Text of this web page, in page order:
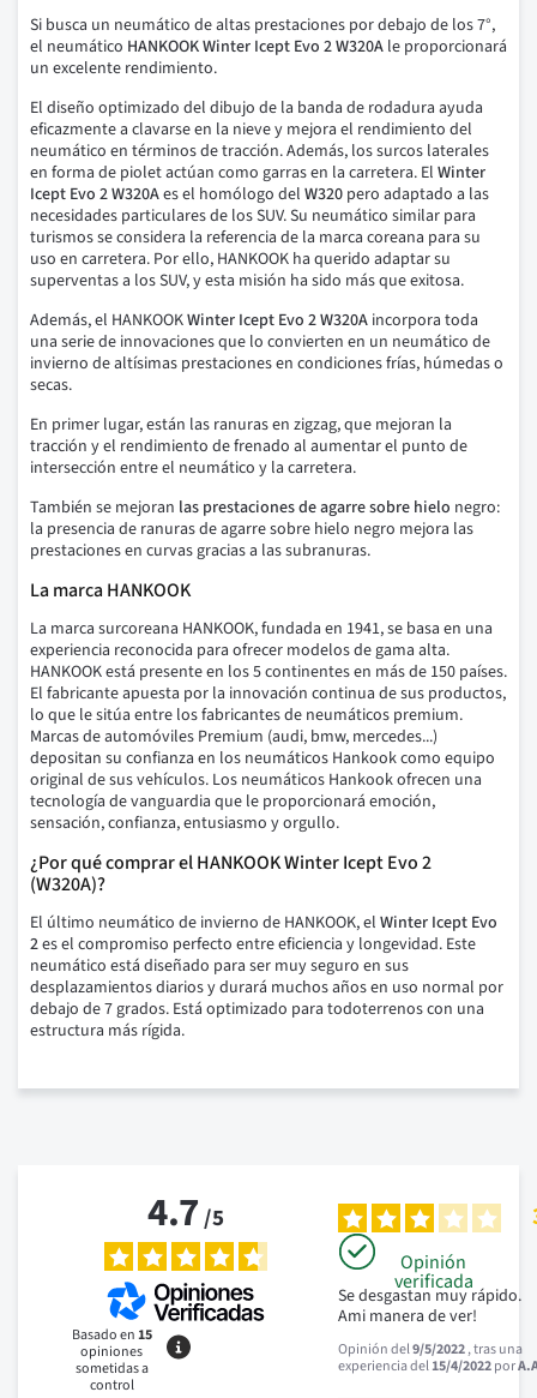
Si busca un neumático de altas prestaciones por debajo de los 7°,
el neumático HANKOOKWinter Icept Evo 2 W320A le proporcionará
un excelente rendimiento.
El diseño optimizado del dibujo de la banda de rodadura ayuda
eficazmente a clavarse en la nieve y mejora el rendimiento del
neumático en términos de tracción. Además, los surcos laterales
en forma de piolet actúan como garras en la carretera. El Winter
Icept Evo 2 W320Aes el homólogo del W320 pero adaptado a las
necesidades particulares de los SUV. Su neumático similar para
turismos se considera la referencia de la marca coreana para su
uso en carretera. Por ello, HANKOOK ha querido adaptar su
superventas a los SUV, y esta misión ha sido más que exitosa.
Además, el HANKOOKWinter Icept Evo 2 W320A incorpora toda
una serie de innovaciones que lo convierten en un neumático de
invierno de altísimas prestaciones en condiciones frías, húmedas o
secas.
En primer lugar, están las ranuras en zigzag, que mejoran la
tracción y el rendimiento de frenado al aumentar el punto de
intersección entre el neumático y la carretera.
También se mejoran las prestaciones de agarre sobre hielo negro:
la presencia de ranuras de agarre sobre hielo negro mejora las
prestaciones en curvas gracias a las subranuras.
La marca HANKOOK
La marca surcoreana HANKOOK, fundada en 1941, se basa en una
experiencia reconocida para ofrecer modelos de gama alta.
HANKOOK está presente en los 5 continentes en más de 150 países.
El fabricante apuesta por la innovación continua de sus productos,
lo que le sitúa entre los fabricantes de neumáticos premium.
Marcas de automóviles Premium (audi, bmw, mercedes...)
depositan su confianza en los neumáticos Hankook como equipo
original de sus vehículos. Los neumáticos Hankook ofrecen una
tecnología de vanguardia que le proporcionará emoción,
sensación, confianza, entusiasmo y orgullo.
¿Por qué comprar el HANKOOKWinter Icept Evo 2
(W320A)?
El último neumático de invierno de HANKOOK, el Winter Icept Evo
2es el compromiso perfecto entre eficiencia y longevidad. Este
neumático está diseñado para ser muy seguro en sus
desplazamientos diarios y durará muchos años en uso normal por
debajo de 7 grados. Está optimizado para todoterrenos con una
estructura más rígida.
4.7/5
Basado en15
opiniones
sometidas a
control
Opinión
verificada
Se desgastan muy rápido.
Ami manera de ver!
Opinión del9/5/2022, tras una
experiencia del15/4/2022por